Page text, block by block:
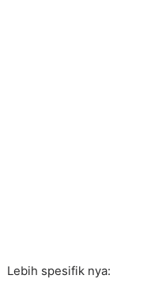
Lebih spesifik nya: